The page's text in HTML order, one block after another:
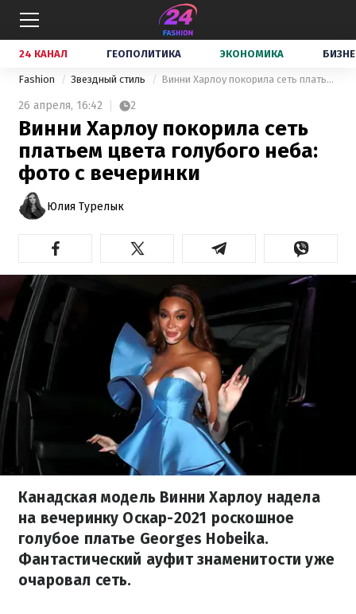
24 КАНАЛ ГЕОПОЛИТИКА ЭКОНОМИКА
Fashion Звездный стиль Винни Харлоу покорила сеть платьем цвета голубого неба: фото с вечеринки
26 апреля, 16:42 2
Винни Харлоу покорила сеть
платьем цвета голубого неба:
фото с вечеринки
Юлия Турелык
Канадская модель Винни Харлоу надела
на вечеринку Оскар-2021 роскошное
голубое платье Georges Hobeika.
Фантастический ауфит знаменитости уже
очаровал сеть.